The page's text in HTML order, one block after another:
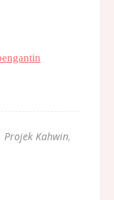
Projek Kahwin